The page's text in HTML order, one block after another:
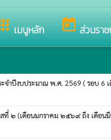
เมนูหลัก todayส่วนรา
ยินดีต้อนรับสู่เว็บไซต์ของ อง
ะจำปีงบประมาณ พ.ศ. 2569 ( รอบ
สที่ ๒ (เดือนมกราคม ๒๕๖๙ ถึง เดือ